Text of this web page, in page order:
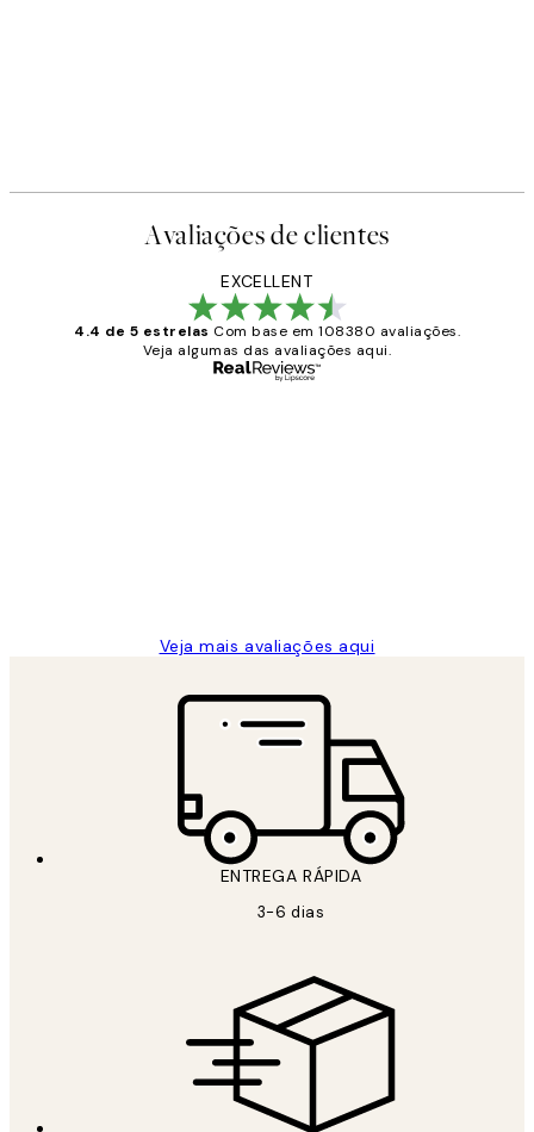
Avaliações de clientes
EXCELLENT
4.4 de 5 estrelas Com base em 108380 avaliações.
Veja algumas das avaliações aqui.
Veja mais avaliações aqui
ENTREGA RÁPIDA
3-6 dias